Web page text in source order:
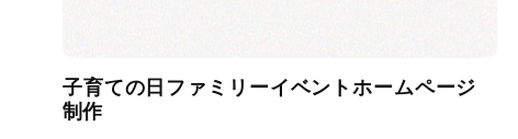
子育ての日ファミリーイベントホームページ
制作